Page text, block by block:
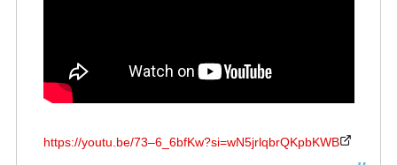
https://youtu.be/73–6_6bfKw?si=wN5jrlqbrQKpbKWB